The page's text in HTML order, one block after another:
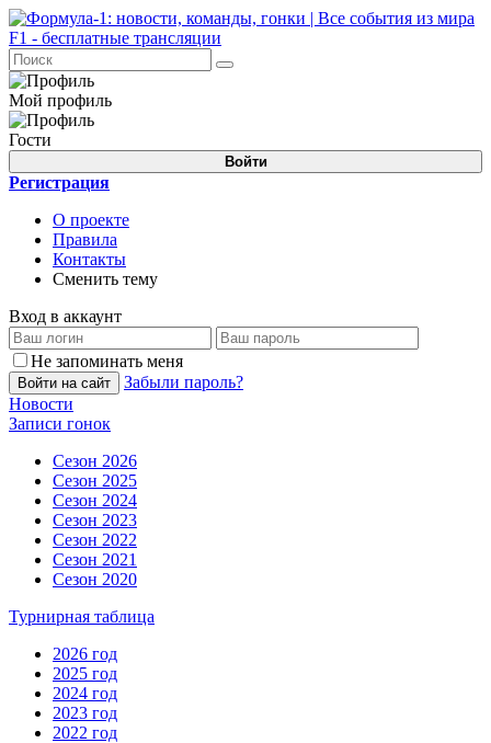
Мой профиль
Гости
Войти
Регистрация
О проекте
Правила
Контакты
Сменить тему
Вход в аккаунт
Не запоминать меня
Войти на сайт
Забыли пароль?
Новости
Записи гонок
Сезон 2026
Сезон 2025
Сезон 2024
Сезон 2023
Сезон 2022
Сезон 2021
Сезон 2020
Турнирная таблица
2026 год
2025 год
2024 год
2023 год
2022 год